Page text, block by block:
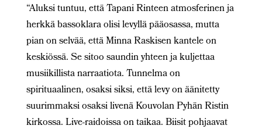
“Aluksi tuntuu, että Tapani Rinteen atmosferinen ja
herkkä bassoklara olisi levyllä pääosassa, mutta
pian on selvää, että Minna Raskisen kantele on
keskiössä. Se sitoo saundin yhteen ja kuljettaa
musiikillista narraatiota. Tunnelma on
spirituaalinen, osaksi siksi, että levy on äänitetty
suurimmaksi osaksi livenä Kouvolan Pyhän Ristin
kirkossa. Live-raidoissa on taikaa. Biisit pohjaavat